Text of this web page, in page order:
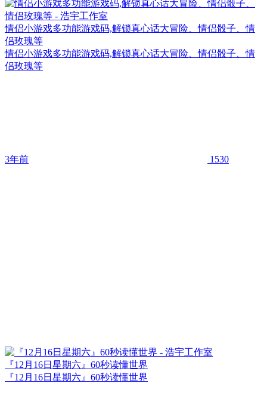
情侣小游戏多功能游戏码,解锁真心话大冒险、情侣骰子、情
侣玫瑰等
情侣小游戏多功能游戏码,解锁真心话大冒险、情侣骰子、情
侣玫瑰等
3年前 1530
『12月16日星期六』60秒读懂世界
『12月16日星期六』60秒读懂世界